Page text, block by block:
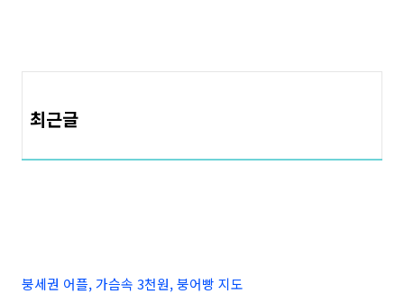
최근글
붕세권 어플, 가슴속 3천원, 붕어빵 지도